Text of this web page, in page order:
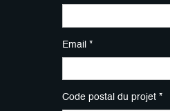
Email *
Code postal du projet *